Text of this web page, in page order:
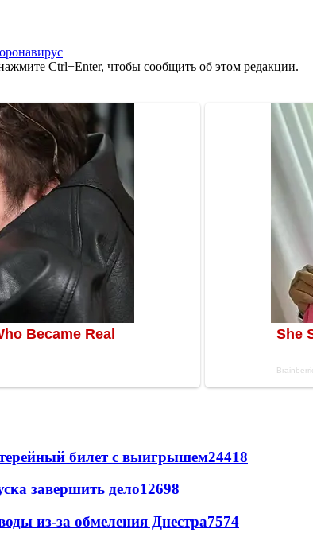
Ctrl+Enter, чтобы сообщить об этом редакции.
билет с выигрышем24418
завершить дело12698
из-за обмеления Днестра7574